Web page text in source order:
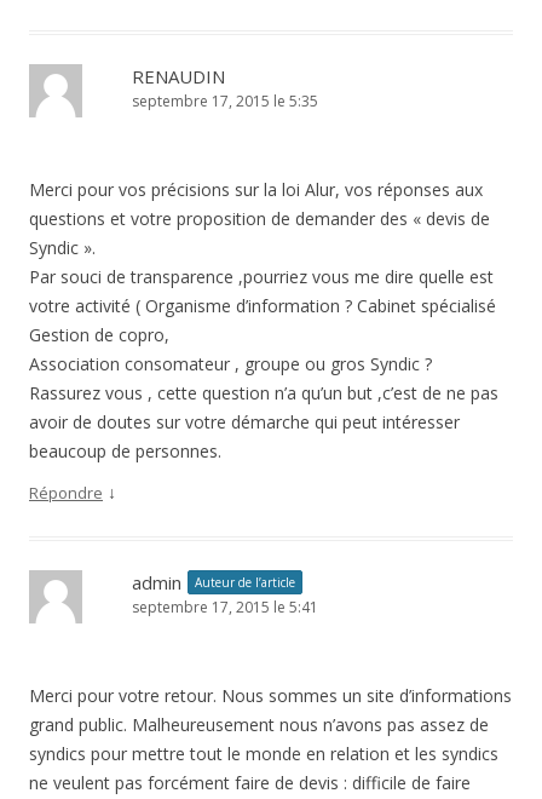
RENAUDIN
septembre 17, 2015 le 5:35
Merci pour vos précisions sur la loi Alur, vos réponses aux
questions et votre proposition de demander des « devis de
Syndic ».
Par souci de transparence ,pourriez vous me dire quelle est
votre activité ( Organisme d’information ? Cabinet spécialisé
Gestion de copro,
Association consomateur , groupe ou gros Syndic ?
Rassurez vous , cette question n’a qu’un but ,c’est de ne pas
avoir de doutes sur votre démarche qui peut intéresser
beaucoup de personnes.
Répondre ↓
admin Auteur de l’article
septembre 17, 2015 le 5:41
Merci pour votre retour. Nous sommes un site d’informations
grand public. Malheureusement nous n’avons pas assez de
syndics pour mettre tout le monde en relation et les syndics
ne veulent pas forcément faire de devis : difficile de faire